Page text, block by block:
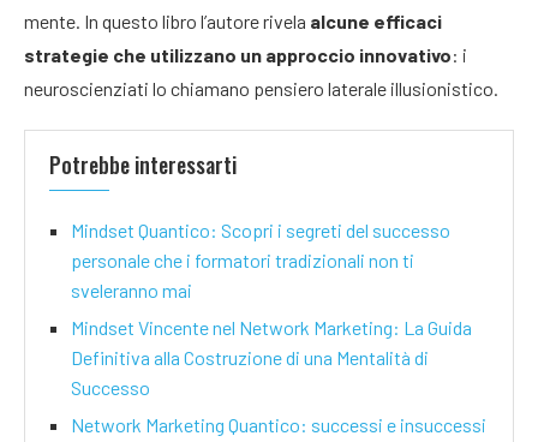
mente. In questo libro l’autore rivela alcune efficaci
strategie che utilizzano un approccio innovativo: i
neuroscienziati lo chiamano pensiero laterale illusionistico.
Potrebbe interessarti
Mindset Quantico: Scopri i segreti del successo
personale che i formatori tradizionali non ti
sveleranno mai
Mindset Vincente nel Network Marketing: La Guida
Definitiva alla Costruzione di una Mentalità di
Successo
Network Marketing Quantico: successi e insuccessi